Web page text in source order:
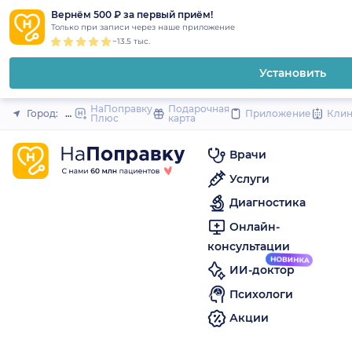
Вернём 500 ₽ за первый приём!
Только при записи через наше приложение
~13.5 тыс.
Установить
Закрыть
Город: ОрёлНаПоправку
Плюс
Подарочная
карта
Приложение
Врачи
Услуги
Диагностика
Онлайн-
консультации
ИИ-доктор
Психологи
Акции